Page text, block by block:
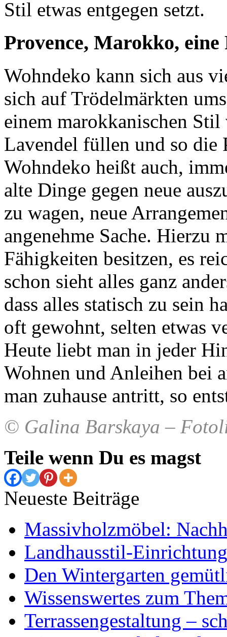
Stil etwas entgegen setzt.
Provence, Marokko, eine
Wohndeko kann sich aus
sich auf Trödelmärkten
einem marokkanischen
Lavendel füllen und so die
Wohndeko heißt auch,
alte Dinge gegen neue
zu wagen, neue
angenehme Sache. Hierzu
Fähigkeiten besitzen, es
schon sieht alles ganz
dass alles statisch zu sein
oft gewohnt, selten etwas
Heute liebt man in jeder
Wohnen und Anleihen bei
man zuhause antritt, so
© Galina Barskaya –
Teile wenn Du es magst
Neueste Beiträge
Massivholzmöbel:
Landhausstil-
Den Wintergarten
Wissenswertes zum
Terrassengestaltung –